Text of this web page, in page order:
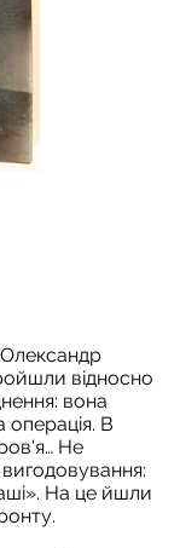
Олександр
відносно
вона
операція. В
Не
На це йшли